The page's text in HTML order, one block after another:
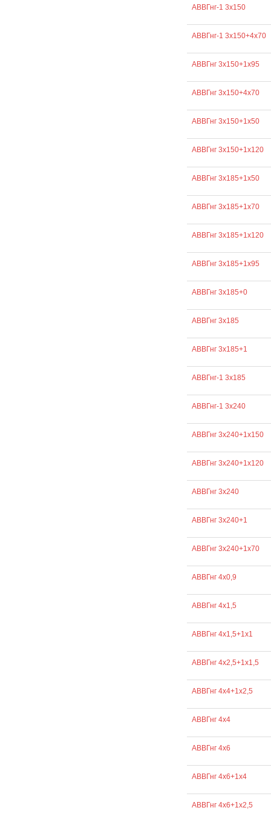
АВВГнг-1 3х150
АВВГнг-1 3х150+4х70
АВВГнг 3х150+1х95
АВВГнг 3х150+4х70
АВВГнг 3х150+1х50
АВВГнг 3х150+1х120
АВВГнг 3х185+1х50
АВВГнг 3х185+1х70
АВВГнг 3х185+1х120
АВВГнг 3х185+1х95
АВВГнг 3х185+0
АВВГнг 3х185
АВВГнг 3х185+1
АВВГнг-1 3х185
АВВГнг-1 3х240
АВВГнг 3х240+1х150
АВВГнг 3х240+1х120
АВВГнг 3х240
АВВГнг 3х240+1
АВВГнг 3х240+1х70
АВВГнг 4х0,9
АВВГнг 4х1,5
АВВГнг 4х1,5+1х1
АВВГнг 4х2,5+1х1,5
АВВГнг 4х4+1х2,5
АВВГнг 4х4
АВВГнг 4х6
АВВГнг 4х6+1х4
АВВГнг 4х6+1х2,5